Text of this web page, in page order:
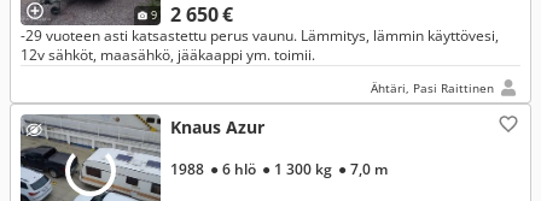
9 2 650 €
-29 vuoteen asti katsastettu perus vaunu. Lämmitys, lämmin käyttövesi,
12v sähköt, maasähkö, jääkaappi ym. toimii.
Ähtäri, Pasi Raittinen
Knaus Azur
1988 ● 6 hlö ● 1 300 kg ● 7,0 m